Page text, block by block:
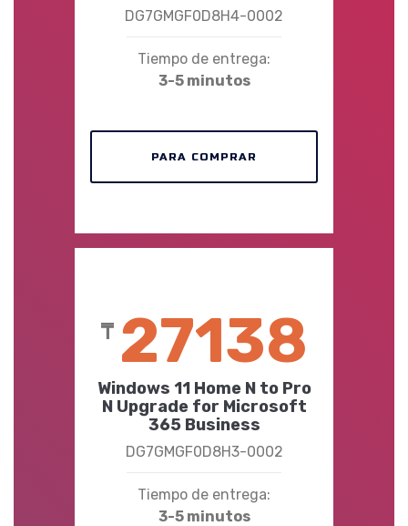
DG7GMGF0D8H4-0002
Tiempo de entrega:
3-5 minutos
PARA COMPRAR
₸ 27138
Windows 11 Home N to Pro
N Upgrade for Microsoft
365 Business
DG7GMGF0D8H3-0002
Tiempo de entrega:
3-5 minutos